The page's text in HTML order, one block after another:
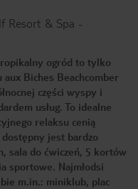
Resort & Spa -
ogród to tylko
Biches Beachcomber
części wyspy i
usług. To idealne
relaksu cenią
jest bardzo
sala do ćwiczeń, 5 kortów
sportowe. Najmłodsi
m.in.: miniklub, plac